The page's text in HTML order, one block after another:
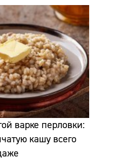
варке перловки:
кашу всего